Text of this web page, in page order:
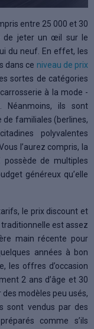
entre 25 000 et 30
de jeter un œil sur le
du neuf. En effet, les
dans ce niveau de prix
sortes de catégories
à la mode -
Néanmoins, ils sont
familiales (berlines,
polyvalentes
l’aurez compris, la
de multiples
généreux qu’elle
le prix discount et
traditionnelle est assez
main récente pour
années à bon
les offres d’occasion
2 ans d’âge et 30
modèles peu usés,
sont vendus par des
comme s’ils